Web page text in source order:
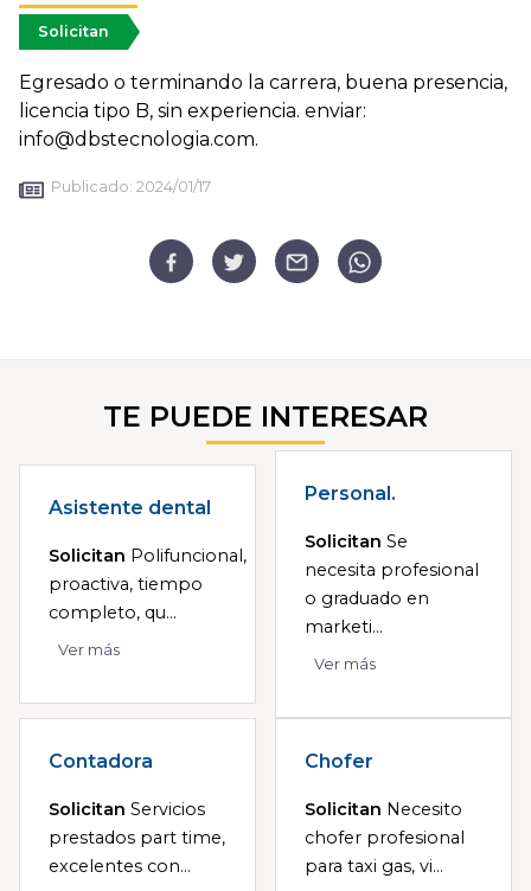
Solicitan
Egresado o terminando la carrera, buena presencia,
licencia tipo B, sin experiencia. enviar:
info@dbstecnologia.com.
Publicado: 2024/01/17
TE PUEDE INTERESAR
Asistente dental
Solicitan Polifuncional,
proactiva, tiempo
completo, qu...
Ver más
Personal.
Solicitan Se
necesita profesional
o graduado en
marketi...
Ver más
Contadora
Solicitan Servicios
prestados part time,
excelentes con...
Chofer
Solicitan Necesito
chofer profesional
para taxi gas, vi...